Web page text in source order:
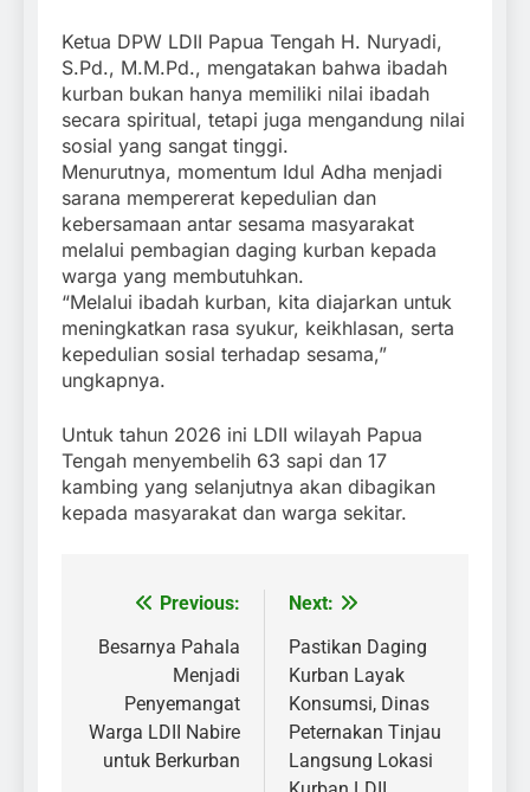
Ketua DPW LDII Papua Tengah H. Nuryadi,
S.Pd., M.M.Pd., mengatakan bahwa ibadah
kurban bukan hanya memiliki nilai ibadah
secara spiritual, tetapi juga mengandung nilai
sosial yang sangat tinggi.
Menurutnya, momentum Idul Adha menjadi
sarana mempererat kepedulian dan
kebersamaan antar sesama masyarakat
melalui pembagian daging kurban kepada
warga yang membutuhkan.
“Melalui ibadah kurban, kita diajarkan untuk
meningkatkan rasa syukur, keikhlasan, serta
kepedulian sosial terhadap sesama,”
ungkapnya.
Untuk tahun 2026 ini LDII wilayah Papua
Tengah menyembelih 63 sapi dan 17
kambing yang selanjutnya akan dibagikan
kepada masyarakat dan warga sekitar.
Post
navigation
Previous:
Besarnya Pahala
Menjadi
Penyemangat
Warga LDII Nabire
untuk Berkurban
Next:
Pastikan Daging
Kurban Layak
Konsumsi, Dinas
Peternakan Tinjau
Langsung Lokasi